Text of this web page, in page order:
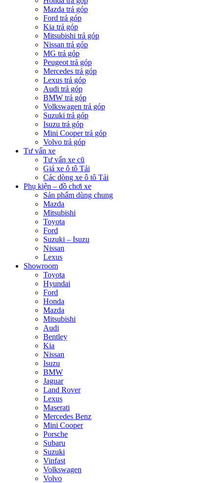
Mazda trả góp
Ford trả góp
Kia trả góp
Mitsubishi trả góp
Nissan trả góp
MG trả góp
Peugeot trả góp
Mercedes trả góp
Lexus trả góp
Audi trả góp
BMW trả góp
Volkswagen trả góp
Suzuki trả góp
Isuzu trả góp
Mini Cooper trả góp
Volvo trả góp
Tư vấn xe
Tư vấn xe cũ
Giá xe ô tô Tải
Các dòng xe ô tô Tải
Phụ kiện – đồ chơi xe
Sản phẩm dùng chung
Mazda
Mitsubishi
Toyota
Ford
Suzuki – Isuzu
Nissan
Lexus
Showroom
Toyota
Hyundai
Ford
Honda
Mazda
Mitsubishi
Audi
Bentley
Kia
Nissan
Isuzu
BMW
Jaguar
Land Rover
Lexus
Maserati
Mercedes Benz
Mini Cooper
Porsche
Subaru
Suzuki
Vinfast
Volkswagen
Volvo